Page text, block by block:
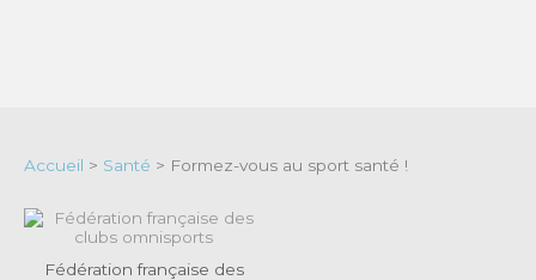
Accueil > Santé > Formez-vous au sport santé !
Fédération française des